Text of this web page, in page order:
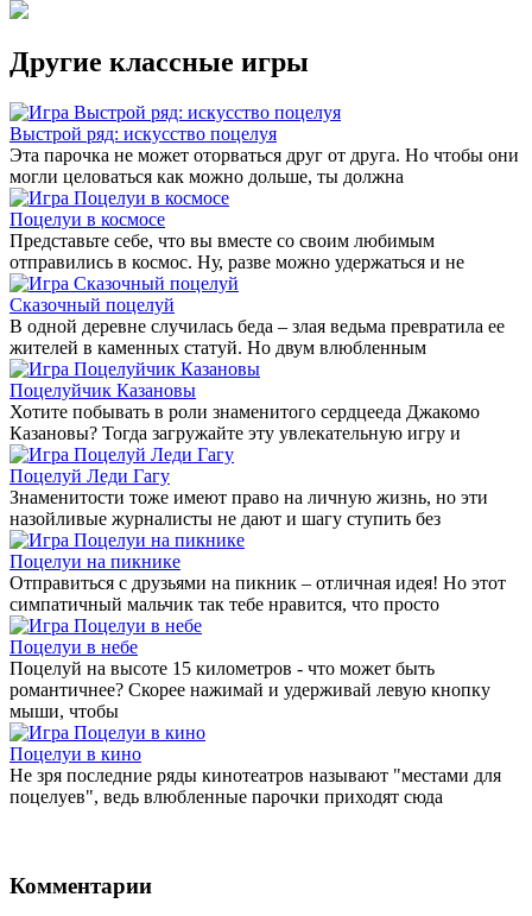
Другие классные игры
Выстрой ряд: искусство поцелуя
Эта парочка не может оторваться друг от друга. Но чтобы они
могли целоваться как можно дольше, ты должна
Поцелуи в космосе
Представьте себе, что вы вместе со своим любимым
отправились в космос. Ну, разве можно удержаться и не
Сказочный поцелуй
В одной деревне случилась беда – злая ведьма превратила ее
жителей в каменных статуй. Но двум влюбленным
Поцелуйчик Казановы
Хотите побывать в роли знаменитого сердцееда Джакомо
Казановы? Тогда загружайте эту увлекательную игру и
Поцелуй Леди Гагу
Знаменитости тоже имеют право на личную жизнь, но эти
назойливые журналисты не дают и шагу ступить без
Поцелуи на пикнике
Отправиться с друзьями на пикник – отличная идея! Но этот
симпатичный мальчик так тебе нравится, что просто
Поцелуи в небе
Поцелуй на высоте 15 километров - что может быть
романтичнее? Скорее нажимай и удерживай левую кнопку
мыши, чтобы
Поцелуи в кино
Не зря последние ряды кинотеатров называют "местами для
поцелуев", ведь влюбленные парочки приходят сюда
Комментарии